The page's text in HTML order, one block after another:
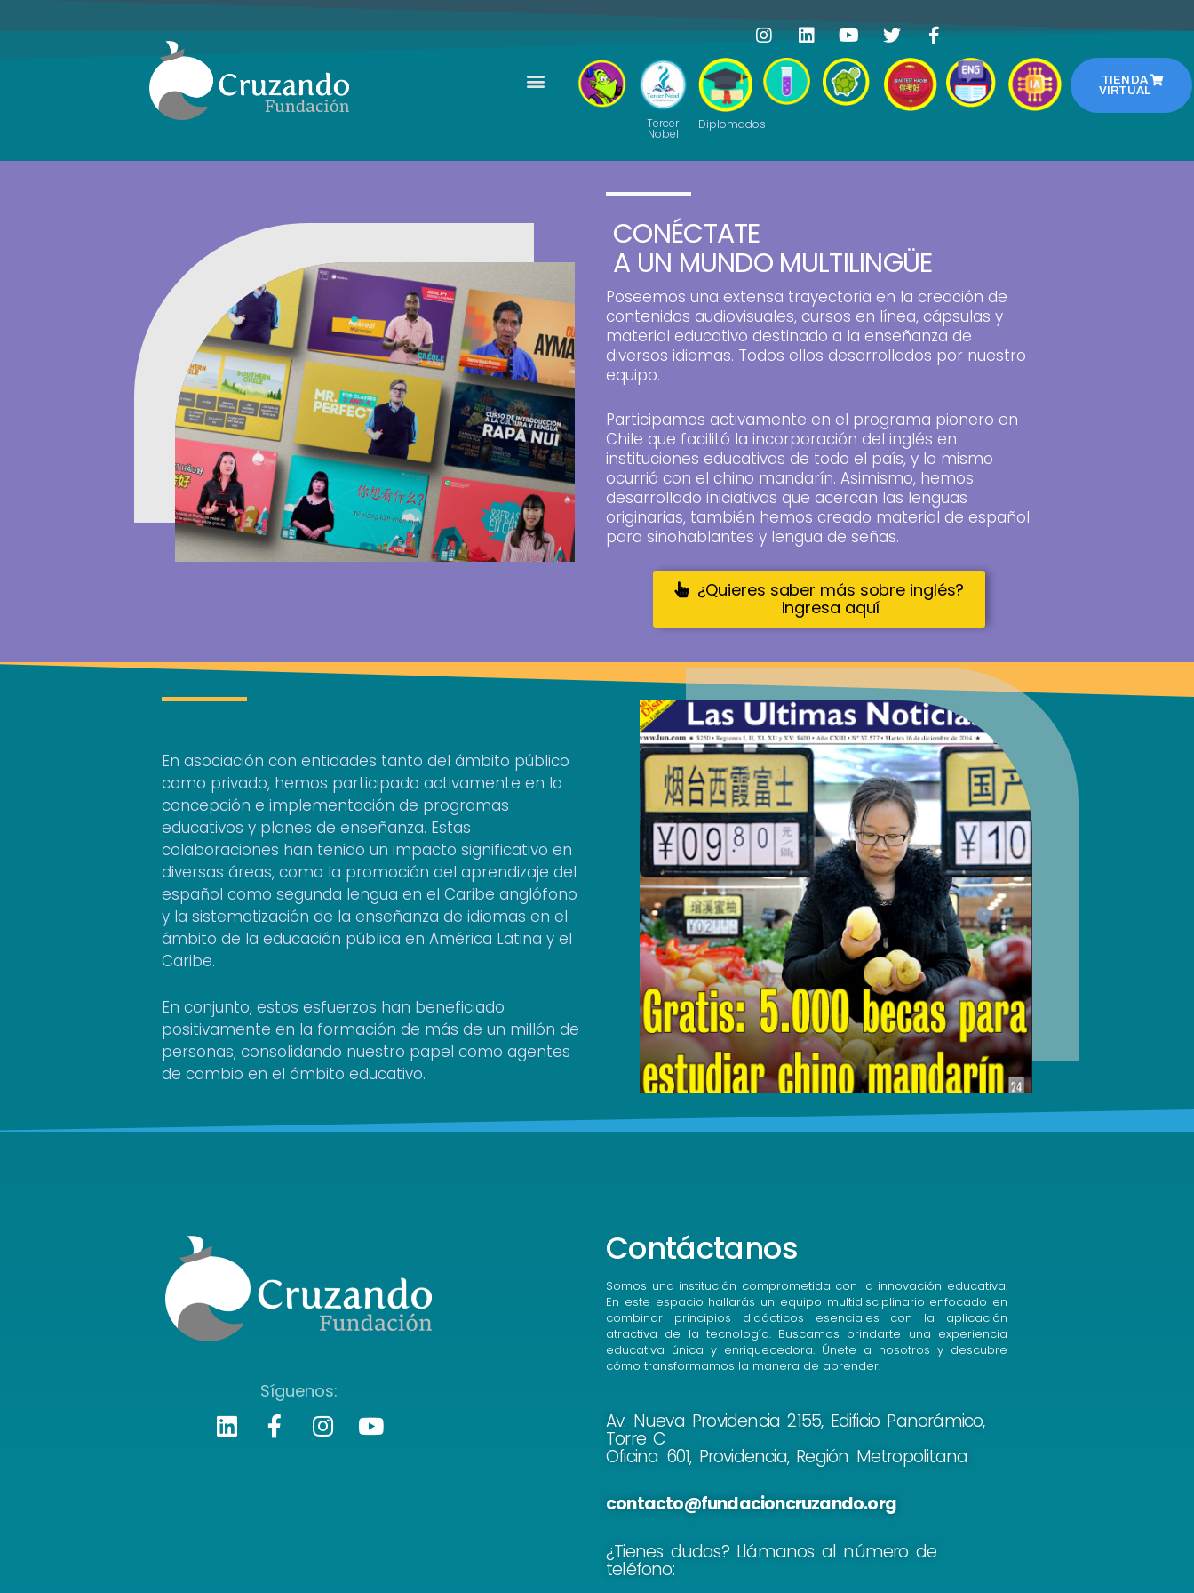
Tercer
Nobel
Diplomados
TIENDA
VIRTUAL
CONÉCTATE
A UN MUNDO MULTILINGÜE
Poseemos una extensa trayectoria en la creación de
contenidos audiovisuales, cursos en línea, cápsulas y
material educativo destinado a la enseñanza de
diversos idiomas. Todos ellos desarrollados por nuestro
equipo.
Participamos activamente en el programa pionero en
Chile que facilitó la incorporación del inglés en
instituciones educativas de todo el país, y lo mismo
ocurrió con el chino mandarín. Asimismo, hemos
desarrollado iniciativas que acercan las lenguas
originarias, también hemos creado material de español
para sinohablantes y lengua de señas.
¿Quieres saber más sobre inglés?
Ingresa aquí
En asociación con entidades tanto del ámbito público
como privado, hemos participado activamente en la
concepción e implementación de programas
educativos y planes de enseñanza. Estas
colaboraciones han tenido un impacto significativo en
diversas áreas, como la promoción del aprendizaje del
español como segunda lengua en el Caribe anglófono
y la sistematización de la enseñanza de idiomas en el
ámbito de la educación pública en América Latina y el
Caribe.
En conjunto, estos esfuerzos han beneficiado
positivamente en la formación de más de un millón de
personas, consolidando nuestro papel como agentes
de cambio en el ámbito educativo.
Síguenos:
Contáctanos
Somos una institución comprometida con la innovación educativa.
En este espacio hallarás un equipo multidisciplinario enfocado en
combinar principios didácticos esenciales con la aplicación
atractiva de la tecnología. Buscamos brindarte una experiencia
educativa única y enriquecedora. Únete a nosotros y descubre
cómo transformamos la manera de aprender.
Av. Nueva Providencia 2155, Edificio Panorámico,
Torre C
Oficina 601, Providencia, Región Metropolitana
contacto@fundacioncruzando.org
¿Tienes dudas? Llámanos al número de
teléfono: